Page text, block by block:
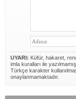
UYARI: Küfür, hakaret,
imla kuralları ile yazılmamış,
Türkçe karakter
onaylanmamaktadır.